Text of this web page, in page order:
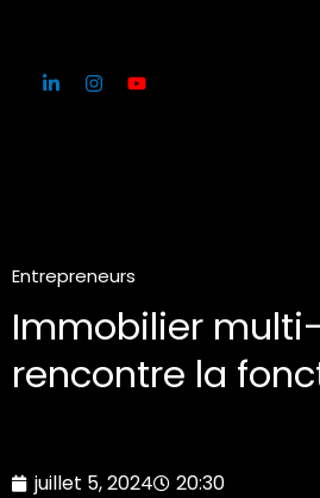
contenu
Entrepreneurs
Immobilier
rencontre la
juillet 5, 2024 20:30